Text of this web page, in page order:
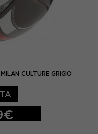
CULTURE GRIGIO